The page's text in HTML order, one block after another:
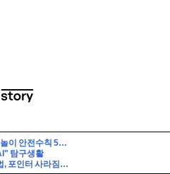
여름휴가 계곡가볼만한곳 과 물놀이 안전수칙 5가지
탐구생활
마우스 커서 안 보일 때 해결 방법, 포인터 사라짐 빠르게 복구하기!